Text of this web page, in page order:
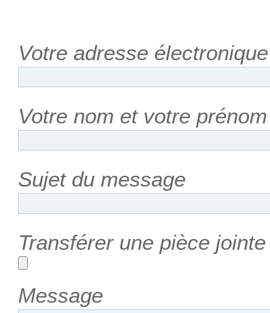
Votre adresse électronique
Votre nom et votre prénom
Sujet du message
Transférer une pièce
Message